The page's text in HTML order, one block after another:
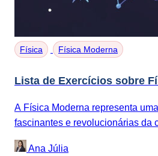
Física Física Moderna
Lista de Exercícios sobre
A Física Moderna representa
fascinantes e revolucionárias da
descobertas que transformaram
compreensão...
Ana Júlia